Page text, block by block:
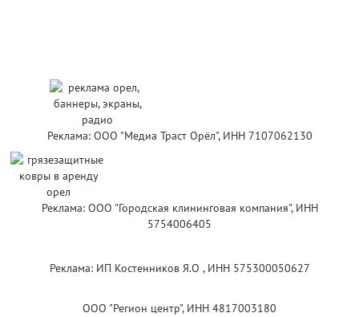
Реклама: ООО "Медиа Траст Орёл", ИНН 7107062130
Реклама: ООО "Городская клининговая компания", ИНН
5754006405
Реклама: ИП Костенников Я.О , ИНН 575300050627
ООО "Регион центр", ИНН 4817003180